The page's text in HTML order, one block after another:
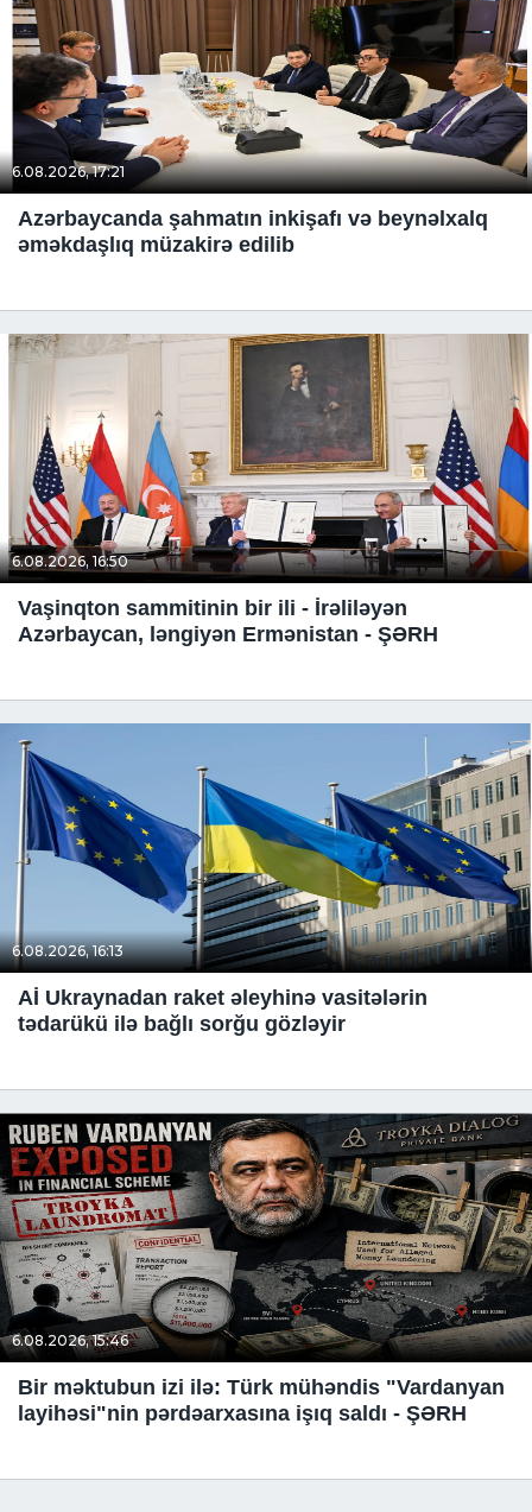
6.08.2026, 17:21
Azərbaycanda şahmatın inkişafı və beynəlxalq
əməkdaşlıq müzakirə edilib
6.08.2026, 16:50
Vaşinqton sammitinin bir ili - İrəliləyən
Azərbaycan, ləngiyən Ermənistan - ŞƏRH
6.08.2026, 16:13
Aİ Ukraynadan raket əleyhinə vasitələrin
tədarükü ilə bağlı sorğu gözləyir
6.08.2026, 15:46
Bir məktubun izi ilə: Türk mühəndis "Vardanyan
layihəsi"nin pərdəarxasına işıq saldı - ŞƏRH